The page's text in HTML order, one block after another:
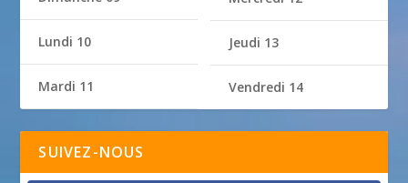
Lundi 10
Mardi 11
Jeudi 13
Vendredi 14
SUIVEZ-NOUS